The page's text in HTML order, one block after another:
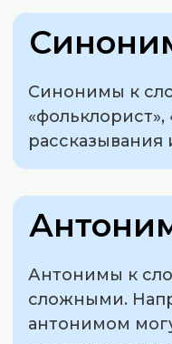
Синонимы к
Антонимы к
сложными.
антонимом